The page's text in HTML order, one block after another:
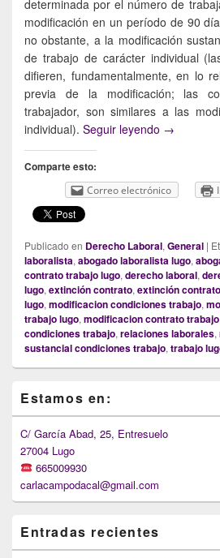
determinada por el número de
modificación en un período de 90
no obstante, a la modificación
de trabajo de carácter individual
difieren, fundamentalmente, en lo
previa de la modificación; las
trabajador, son similares a las
individual). Seguir leyendo La
→
Comparte esto:
Correo electrónico
Publicado en Derecho Laboral, General |
laboralista, abogado laboralista lugo,
contrato trabajo lugo, derecho laboral,
lugo, extinción contrato, extinción
lugo, modificacion condiciones trabajo,
trabajo lugo, modificacion contrato trabajo
condiciones trabajo, relaciones laborales,
sustancial condiciones trabajo, trabajo
Sidebar
Widget
Area
Estamos en:
C/ García Abad, 25, Entresuelo
27004 Lugo
665009930
carlacampodacal@gmail.com
Entradas recientes